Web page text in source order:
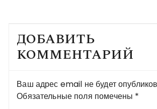
ДОБАВИТЬ
КОММЕНТАРИЙ
Ваш адрес email не будет
Обязательные поля помечены *